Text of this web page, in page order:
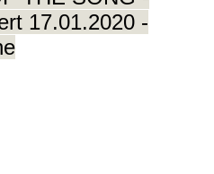
17.01.2020 -